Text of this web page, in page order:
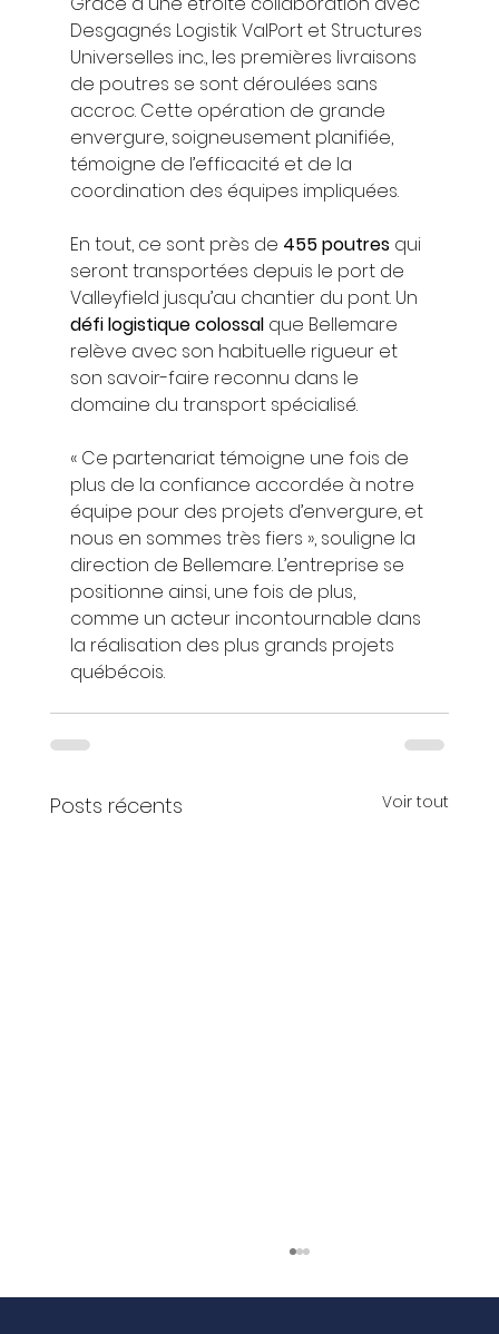
Desgagnés Logistik ValPort et Structures
Universelles inc., les premières livraisons
de poutres se sont déroulées sans
accroc. Cette opération de grande
envergure, soigneusement planifiée,
témoigne de l’efficacité et de la
coordination des équipes impliquées.
En tout, ce sont près de 455 poutres qui
seront transportées depuis le port de
Valleyfield jusqu’au chantier du pont. Un
défi logistique colossal que Bellemare
relève avec son habituelle rigueur et
son savoir-faire reconnu dans le
domaine du transport spécialisé.
« Ce partenariat témoigne une fois de
plus de la confiance accordée à notre
équipe pour des projets d’envergure, et
nous en sommes très fiers », souligne la
direction de Bellemare. L’entreprise se
positionne ainsi, une fois de plus,
comme un acteur incontournable dans
la réalisation des plus grands projets
québécois.
Posts récents Voir tout